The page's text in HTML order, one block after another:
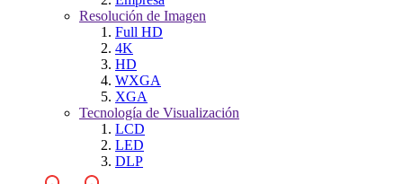
Resolución de Imagen
Full HD
4K
HD
WXGA
XGA
Tecnología de Visualización
LCD
LED
DLP